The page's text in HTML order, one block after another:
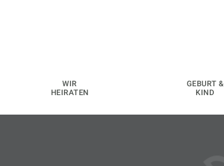
WIR
HEIRATEN
GEBURT &
KIND